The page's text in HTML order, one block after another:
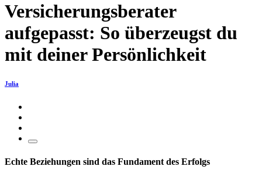
Versicherungsberater
aufgepasst: So überzeugst du
mit deiner Persönlichkeit
Julia
Echte Beziehungen sind das Fundament des Erfolgs